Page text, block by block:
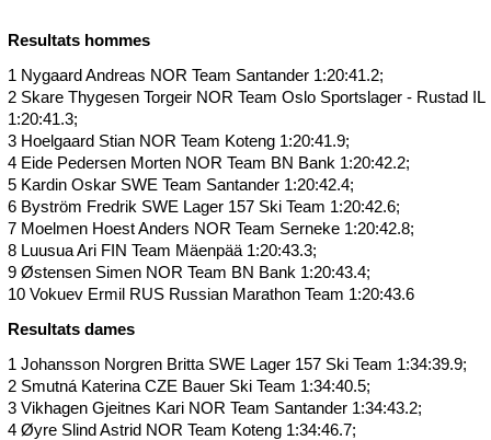
Resultats hommes
1 Nygaard Andreas NOR Team Santander 1:20:41.2;
2 Skare Thygesen Torgeir NOR Team Oslo Sportslager - Rustad IL
1:20:41.3;
3 Hoelgaard Stian NOR Team Koteng 1:20:41.9;
4 Eide Pedersen Morten NOR Team BN Bank 1:20:42.2;
5 Kardin Oskar SWE Team Santander 1:20:42.4;
6 Byström Fredrik SWE Lager 157 Ski Team 1:20:42.6;
7 Moelmen Hoest Anders NOR Team Serneke 1:20:42.8;
8 Luusua Ari FIN Team Mäenpää 1:20:43.3;
9 Østensen Simen NOR Team BN Bank 1:20:43.4;
10 Vokuev Ermil RUS Russian Marathon Team 1:20:43.6
Resultats dames
1 Johansson Norgren Britta SWE Lager 157 Ski Team 1:34:39.9;
2 Smutná Katerina CZE Bauer Ski Team 1:34:40.5;
3 Vikhagen Gjeitnes Kari NOR Team Santander 1:34:43.2;
4 Øyre Slind Astrid NOR Team Koteng 1:34:46.7;